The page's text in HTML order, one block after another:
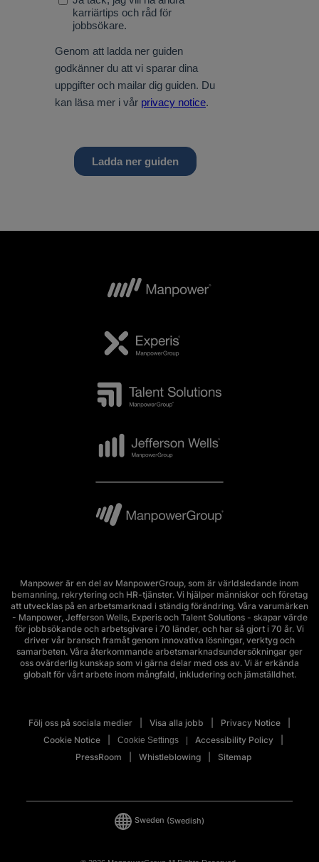
Manpower är en del av ManpowerGroup, som är världsledande inom
bemanning, rekrytering och HR-tjänster. Vi hjälper människor och företag
att utvecklas på en arbetsmarknad i ständig förändring. Våra varumärken
- Manpower, Jefferson Wells, Experis och Talent Solutions - skapar värde
för jobbsökande och arbetsgivare i 70 länder, och har så gjort i 70 år. Vi
driver vår bransch framåt genom innovativa lösningar, verktyg och
samarbeten. Våra återkommande arbetsmarknadsundersökningar ger
oss ovärderlig kunskap som vi gärna delar med oss av. Vi är erkända
globalt för vårt arbete inom mångfald, inkludering och jämställdhet.
Följ oss på sociala medier Visa alla jobb
Privacy Notice
Cookie Notice
Cookie Settings
Accessibility Policy
PressRoom
Whistleblowing Sitemap
Sweden (Swedish)